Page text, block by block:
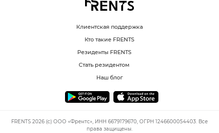
Клиентская поддержка
Кто такие FRENTS
Резиденты FRENTS
Стать резидентом
Наш блог
FRENTS 2026 (c) ООО «Френтс», ИНН 6679179670, ОГРН 1246600054403. Все
права защищены.